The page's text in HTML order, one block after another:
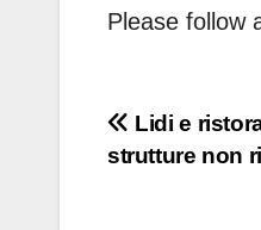
Please follow
Lidi e
strutture non